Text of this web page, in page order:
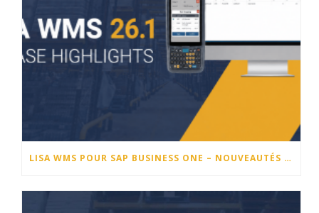
LISA WMS POUR SAP BUSINESS ONE – NOUVEAUTÉS DE LA VERSION 26.1